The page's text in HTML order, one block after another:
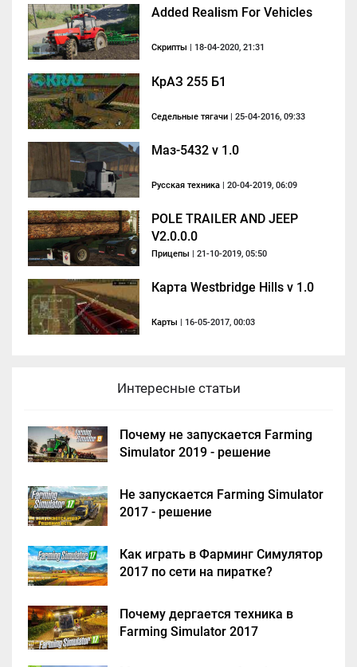
Added Realism For Vehicles
Скрипты | 18-04-2020, 21:31
КрАЗ 255 Б1
Седельные тягачи | 25-04-2016, 09:33
Маз-5432 v 1.0
Русская техника | 20-04-2019, 06:09
POLE TRAILER AND JEEP
V2.0.0.0
Прицепы | 21-10-2019, 05:50
Карта Westbridge Hills v 1.0
Карты | 16-05-2017, 00:03
Интересные статьи
Почему не запускается Farming
Simulator 2019 - решение
Не запускается Farming Simulator
2017 - решение
Как играть в Фарминг Симулятор
2017 по сети на пиратке?
Почему дергается техника в
Farming Simulator 2017